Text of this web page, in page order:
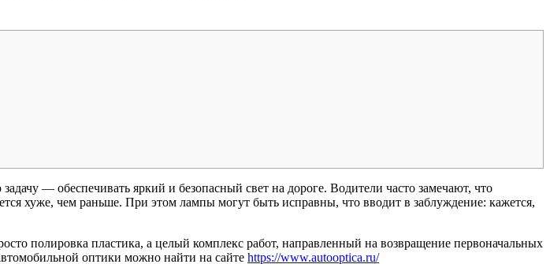
— обеспечивать яркий и безопасный свет на дороге. Водители часто замечают, что
хуже, чем раньше. При этом лампы могут быть исправны, что вводит в заблуждение: кажется,
полировка пластика, а целый комплекс работ, направленный на возвращение первоначальных
оптики можно найти на сайте https://www.autooptica.ru/